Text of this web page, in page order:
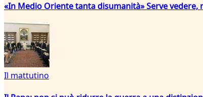
«In Medio Oriente tanta disumanità» Serve
Il mattutino